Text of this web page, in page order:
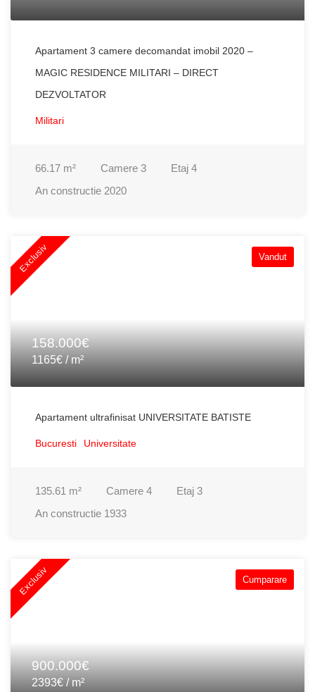
Apartament 3 camere decomandat imobil 2020 –
MAGIC RESIDENCE MILITARI – DIRECT
DEZVOLTATOR
Militari
66.17 m² Camere 3 Etaj 4
An constructie 2020
Exclusiv Vandut
158.000€
1165€ / m²
Apartament ultrafinisat UNIVERSITATE BATISTE
Bucuresti Universitate
135.61 m² Camere 4 Etaj 3
An constructie 1933
Exclusiv Cumparare
900.000€
2393€ / m²